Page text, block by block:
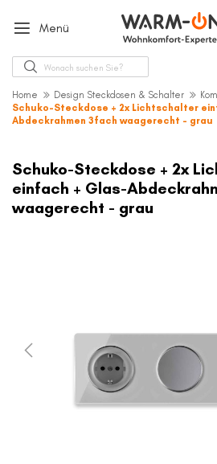
Menü
Suche
Home Design Steckdosen & Schalter
Schuko-Steckdose + 2x Lichtschalter
Abdeckrahmen 3fach waagerecht - grau
der
Bildergalerie
springen
Schuko-Steckdose + 2x
einfach + Glas-
waagerecht - grau